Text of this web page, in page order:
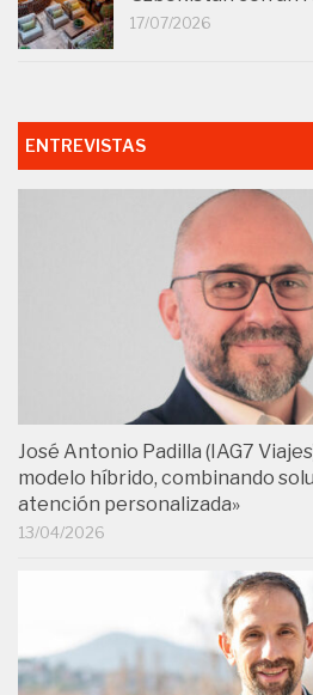
17/07/2026
ENTREVISTAS
José Antonio Padilla (IAG7
modelo híbrido, combinando
atención personalizada»
13/04/2026